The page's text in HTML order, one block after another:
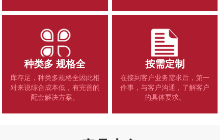
种类多 规格全
库存足，种类多规格全因此相
对来说综合成本低，有完善的
配套解决方案。
按需定制
在接到客户业务需求后，第一
件事，与客户沟通，了解客户
的具体要求。